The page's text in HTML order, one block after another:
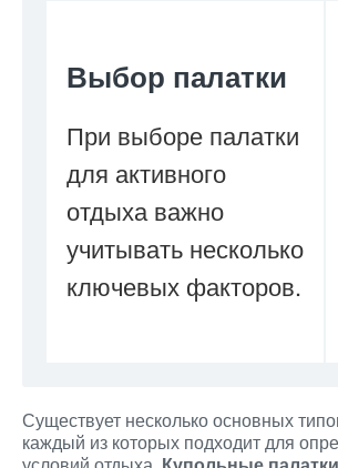
Выбор палатки
При выборе палатки
для активного
отдыха важно
учитывать несколько
ключевых факторов.
Существует несколько основных
каждый из которых подходит для